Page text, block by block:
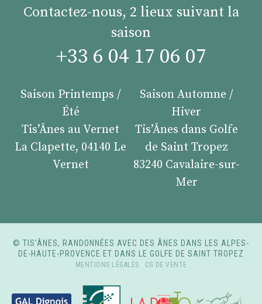
Contactez-nous, 2 lieux suivant la
saison
+33 6 04 17 06 07
Saison Printemps /
Été
Tis’Ânes au Vernet
La Clapette, 04140 Le
Vernet
Saison Automne /
Hiver
Tis’Ânes dans Golfe
de Saint Tropez
83240 Cavalaire-sur-
Mer
© TIS’ÂNES, RANDONNÉES AVEC DES ÂNES DANS LES ALPES-
DE-HAUTE-PROVENCE ET DANS LE GOLFE DE SAINT TROPEZ
MENTIONS LÉGALES - CG DE VENTE